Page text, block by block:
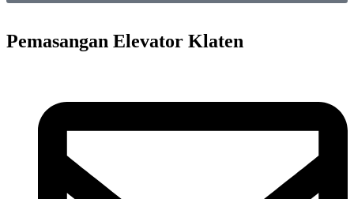
Pemasangan Elevator Klaten